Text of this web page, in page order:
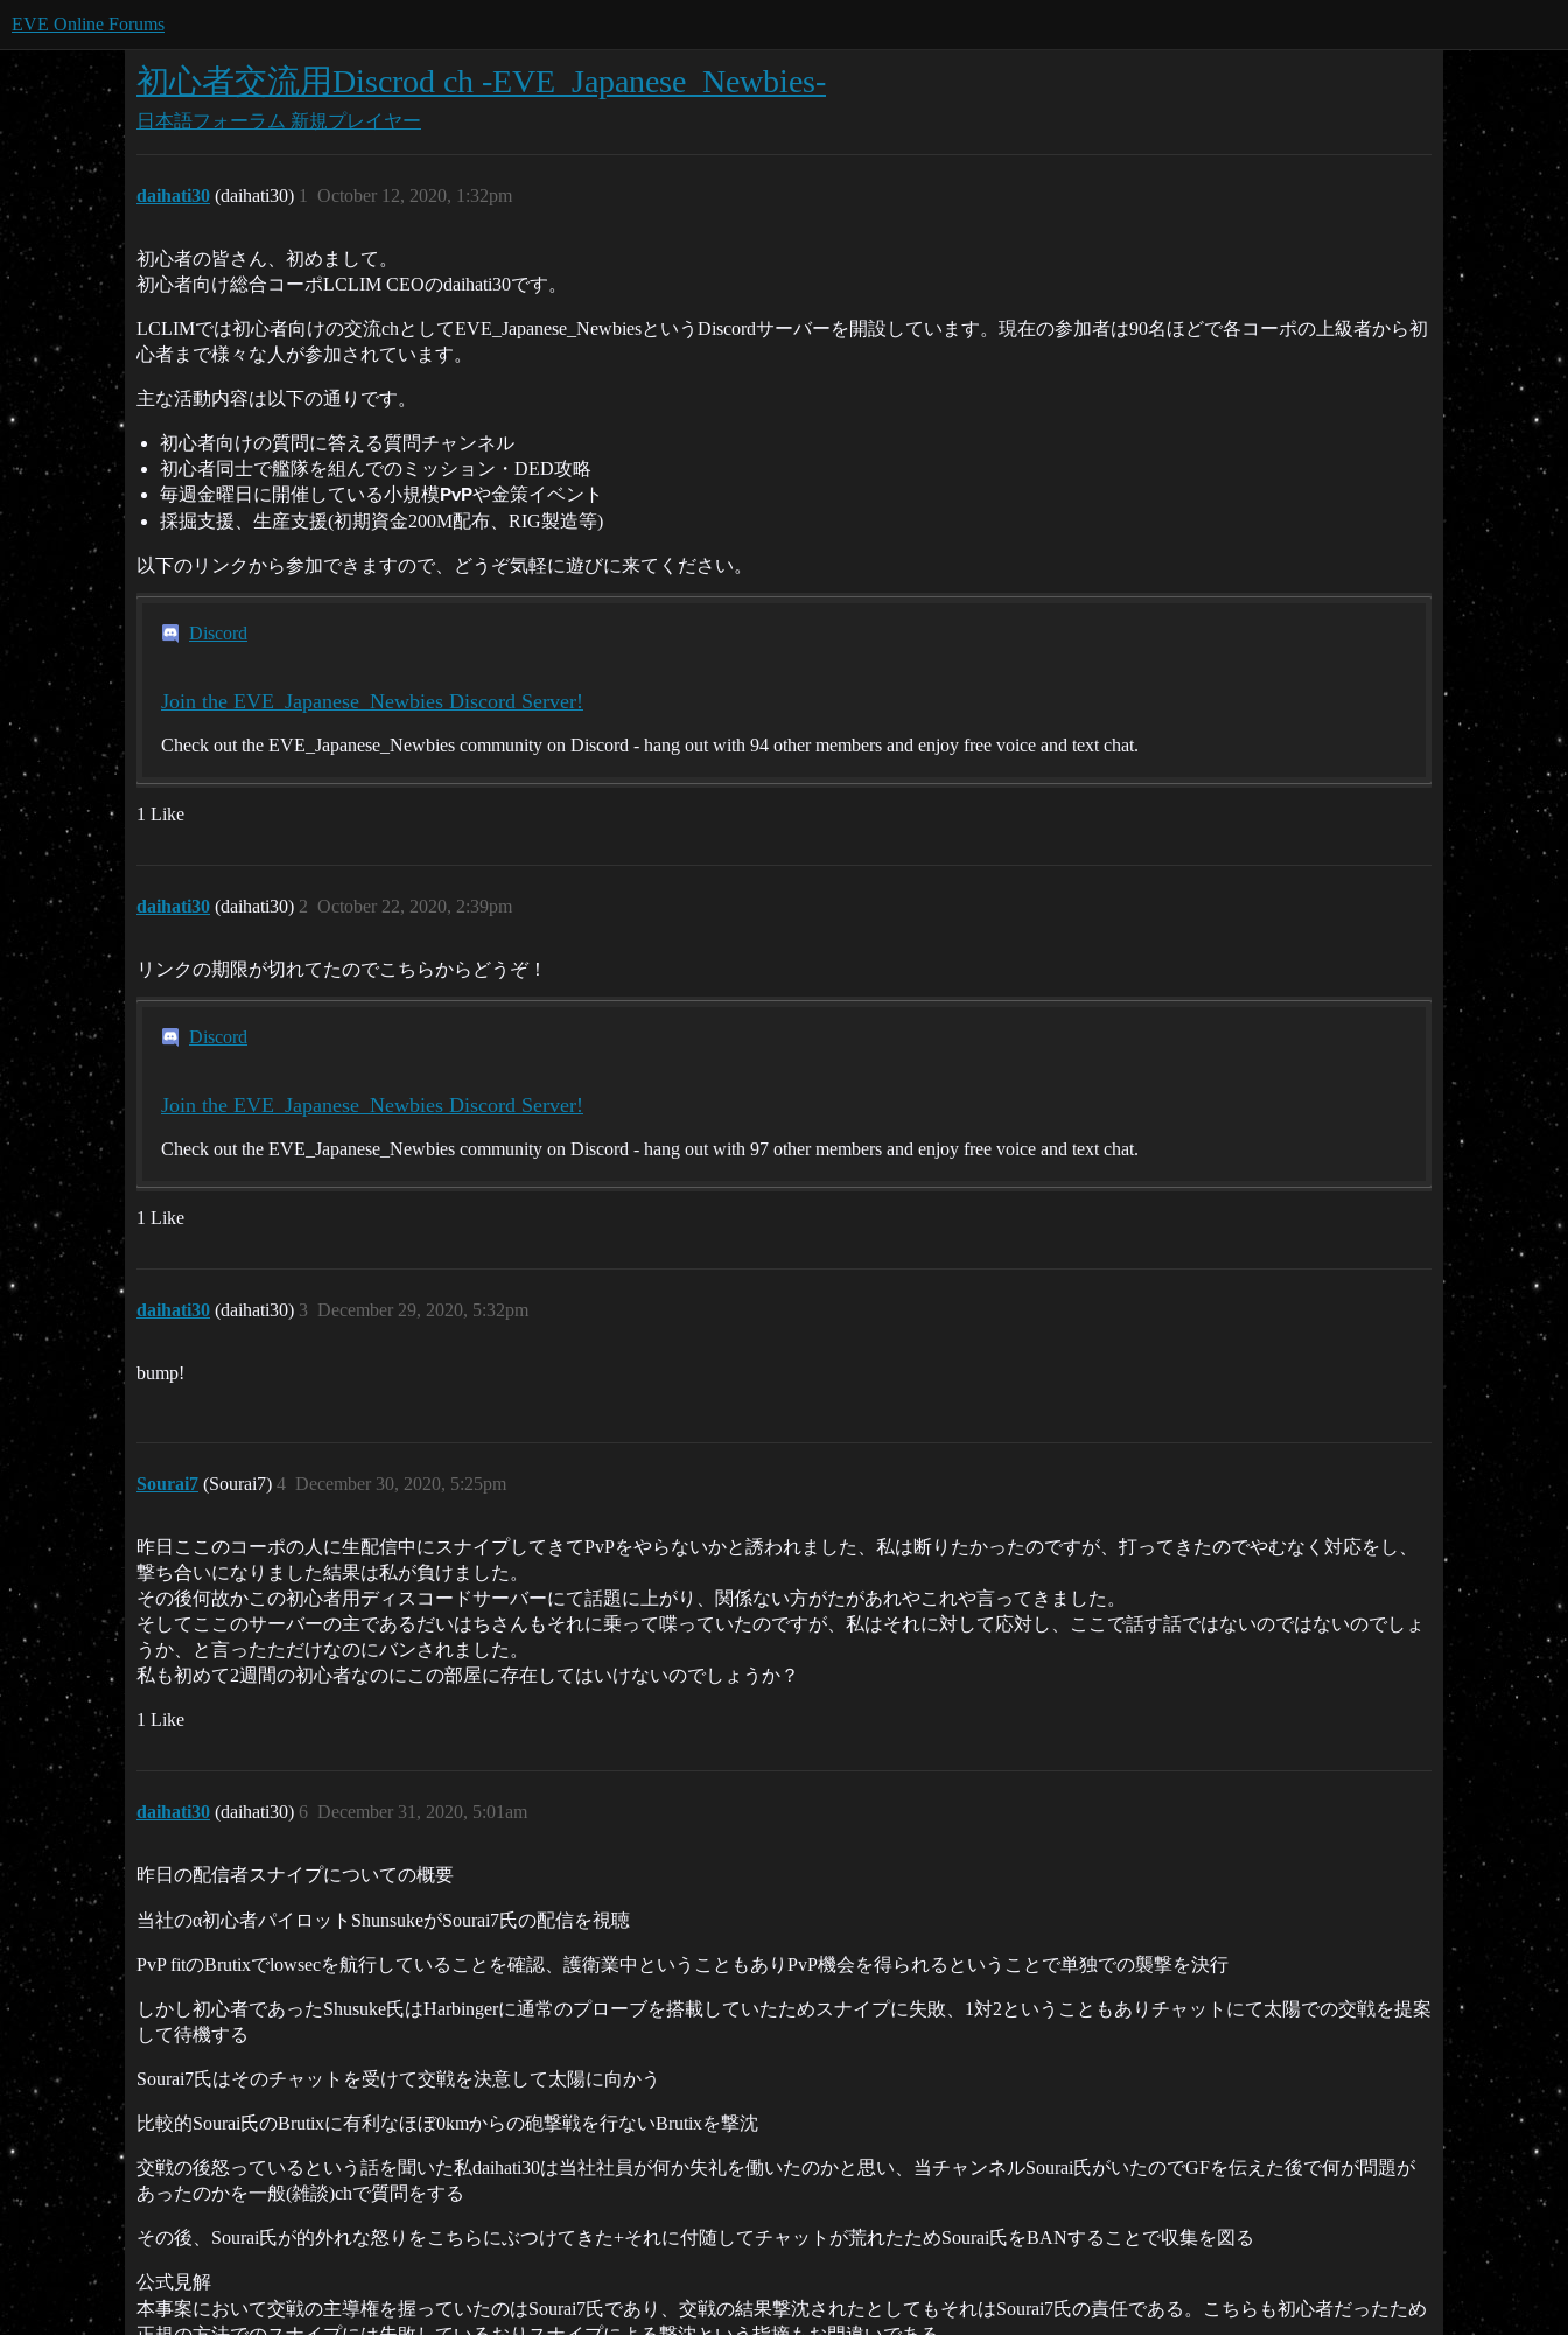
EVE Online Forums
初心者交流用Discrod ch -EVE_Japanese_Newbies-
日本語フォーラム 新規プレイヤー
daihati30 (daihati30) October 12, 2020, 1:32pm
1
初心者の皆さん、初めまして。
初心者向け総合コーポLCLIM CEOのdaihati30です。
LCLIMでは初心者向けの交流chとしてEVE_Japanese_NewbiesというDiscordサーバーを開設しています。現在の参加者は90名ほどで各コーポの上級者から初
心者まで様々な人が参加されています。
主な活動内容は以下の通りです。
初心者向けの質問に答える質問チャンネル
初心者同士で艦隊を組んでのミッション・DED攻略
毎週金曜日に開催している小規模PvPや金策イベント
採掘支援、生産支援(初期資金200M配布、RIG製造等)
以下のリンクから参加できますので、どうぞ気軽に遊びに来てください。
Discord
Join the EVE_Japanese_Newbies Discord Server!
Check out the EVE_Japanese_Newbies community on Discord - hang out with 94 other members and enjoy free voice and text chat.
1 Like
daihati30 (daihati30) October 22, 2020, 2:39pm
2
リンクの期限が切れてたのでこちらからどうぞ！
Discord
Join the EVE_Japanese_Newbies Discord Server!
Check out the EVE_Japanese_Newbies community on Discord - hang out with 97 other members and enjoy free voice and text chat.
1 Like
daihati30 (daihati30) December 29, 2020, 5:32pm
3
bump!
Sourai7 (Sourai7) December 30, 2020, 5:25pm
4
昨日ここのコーポの人に生配信中にスナイプしてきてPvPをやらないかと誘われました、私は断りたかったのですが、打ってきたのでやむなく対応をし、
撃ち合いになりました結果は私が負けました。
その後何故かこの初心者用ディスコードサーバーにて話題に上がり、関係ない方がたがあれやこれや言ってきました。
そしてここのサーバーの主であるだいはちさんもそれに乗って喋っていたのですが、私はそれに対して応対し、ここで話す話ではないのではないのでしょ
うか、と言ったただけなのにバンされました。
私も初めて2週間の初心者なのにこの部屋に存在してはいけないのでしょうか？
1 Like
daihati30 (daihati30) December 31, 2020, 5:01am
6
昨日の配信者スナイプについての概要
当社のα初心者パイロットShunsukeがSourai7氏の配信を視聴
PvP fitのBrutixでlowsecを航行していることを確認、護衛業中ということもありPvP機会を得られるということで単独での襲撃を決行
しかし初心者であったShusuke氏はHarbingerに通常のプローブを搭載していたためスナイプに失敗、1対2ということもありチャットにて太陽での交戦を提案
して待機する
Sourai7氏はそのチャットを受けて交戦を決意して太陽に向かう
比較的Sourai氏のBrutixに有利なほぼ0kmからの砲撃戦を行ないBrutixを撃沈
交戦の後怒っているという話を聞いた私daihati30は当社社員が何か失礼を働いたのかと思い、当チャンネルSourai氏がいたのでGFを伝えた後で何が問題が
あったのかを一般(雑談)chで質問をする
その後、Sourai氏が的外れな怒りをこちらにぶつけてきた+それに付随してチャットが荒れたためSourai氏をBANすることで収集を図る
公式見解
本事案において交戦の主導権を握っていたのはSourai7氏であり、交戦の結果撃沈されたとしてもそれはSourai7氏の責任である。こちらも初心者だったため